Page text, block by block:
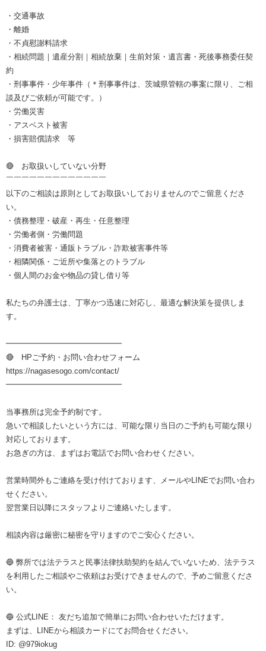
・交通事故
・離婚
・不貞慰謝料請求
・相続問題｜遺産分割｜相続放棄｜生前対策・遺言書・死後事務委任契
約
・刑事事件・少年事件（＊刑事事件は、茨城県管轄の事案に限り、ご相
談及びご依頼が可能です。）
・労働災害
・アスベスト被害
・損害賠償請求 等
🔴 お取扱いしていない分野
￣￣￣￣￣￣￣￣￣￣￣￣￣
以下のご相談は原則としてお取扱いしておりませんのでご留意くださ
い。
・債務整理・破産・再生・任意整理
・労働者側・労働問題
・消費者被害・通販トラブル・詐欺被害事件等
・相隣関係・ご近所や集落とのトラブル
・個人間のお金や物品の貸し借り等
私たちの弁護士は、丁寧かつ迅速に対応し、最適な解決策を提供しま
す。
━━━━━━━━━━━━━━━
🔴 HPご予約・お問い合わせフォーム
https://nagasesogo.com/contact/
━━━━━━━━━━━━━━━
当事務所は完全予約制です。
急いで相談したいという方には、可能な限り当日のご予約も可能な限り
対応しております。
お急ぎの方は、まずはお電話でお問い合わせください。
営業時間外もご連絡を受け付けております、メールやLINEでお問い合わ
せください。
翌営業日以降にスタッフよりご連絡いたします。
相談内容は厳密に秘密を守りますのでご安心ください。
🔵 弊所では法テラスと民事法律扶助契約を結んでいないため、法テラス
を利用したご相談やご依頼はお受けできませんので、予めご留意くださ
い。
🔵 公式LINE： 友だち追加で簡単にお問い合わせいただけます。
まずは、LINEから相談カードにてお問合せください。
ID: @979iokug